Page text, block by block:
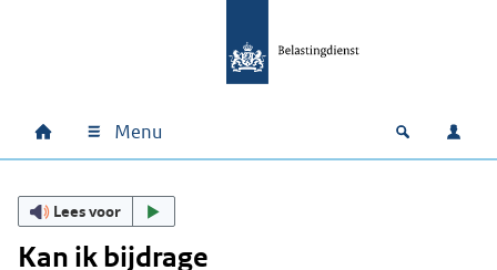
Hoofdnavigatie
Home Menu Open
Lees voor
Kan ik bijdrage